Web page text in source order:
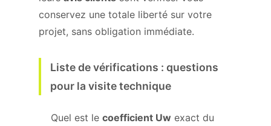
conservez une totale liberté sur votre
projet, sans obligation immédiate.
Liste de vérifications : questions
pour la visite technique
Quel est le coefficient Uw exact du